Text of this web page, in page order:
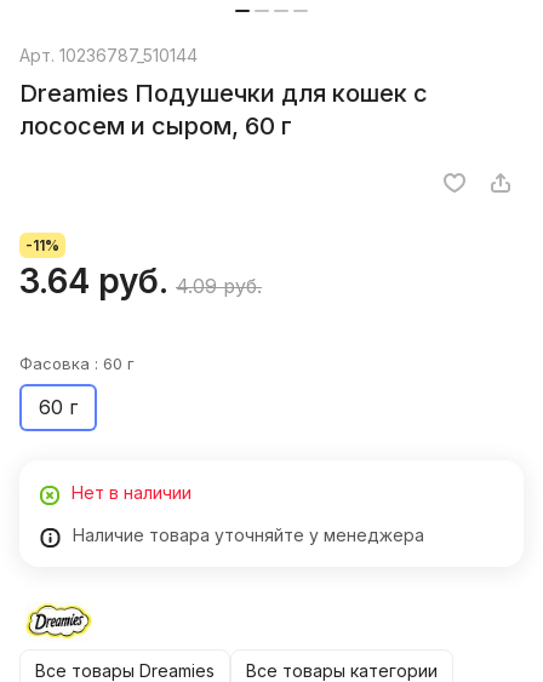
Арт. 10236787_510144
Dreamies Подушечки для кошек с
лососем и сыром, 60 г
-11%
3.64 руб. 4.09 руб.
Фасовка : 60 г
60 г
Нет в наличии
Наличие товара уточняйте у менеджера
Все товары Dreamies Все товары категории